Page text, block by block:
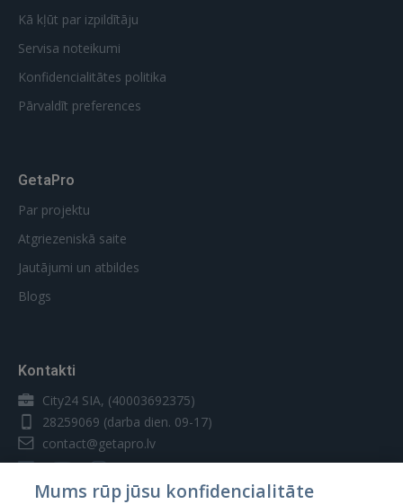
Kā kļūt par izpildītāju
Servisa noteikumi
Konfidencialitātes politika
Pārvaldīt preferences
GetaPro
Par projektu
Atgriezeniskā saite
Jautājumi un atbildes
Blogs
Kontakti
City24 SIA, (40003692375)
28259069 (darba dien. 09-17)
contact@getapro.lv
Mums rūp jūsu konfidencialitāte